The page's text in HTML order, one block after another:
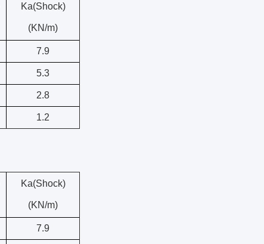
Ka(Shock)
(KN/m)
7.9
5.3
2.8
1.2
Ka(Shock)
(KN/m)
7.9